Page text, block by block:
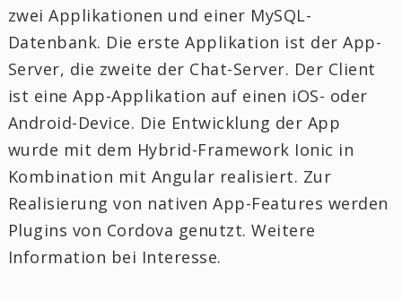
zwei Applikationen und einer MySQL-
Datenbank. Die erste Applikation ist der App-
Server, die zweite der Chat-Server. Der Client
ist eine App-Applikation auf einen iOS- oder
Android-Device. Die Entwicklung der App
wurde mit dem Hybrid-Framework Ionic in
Kombination mit Angular realisiert. Zur
Realisierung von nativen App-Features werden
Plugins von Cordova genutzt. Weitere
Information bei Interesse.